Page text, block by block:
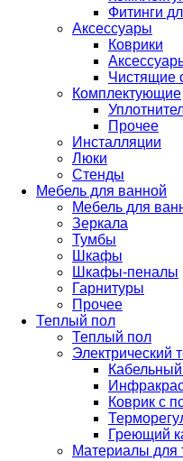
Фитинги
Аксессуары
Коврики
Чистящие
Комплектующие
Прочее
Инсталляции
Люки
Стенды
Мебель для ванной
Мебель для
Зеркала
Тумбы
Шкафы
Шкафы-пеналы
Гарнитуры
Прочее
Теплый пол
Теплый пол
Электрический
Коврик с
Греющий
Материалы для